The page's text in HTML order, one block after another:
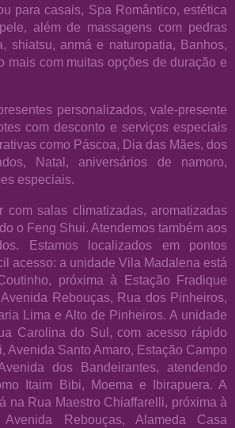
para casais, Spa Romântico, estética
além de massagens com pedras
shiatsu, anmá e naturopatia, Banhos,
mais com muitas opções de duração e
personalizados, vale-presente
com desconto e serviços especiais
como Páscoa, Dia das Mães, dos
Natal, aniversários de namoro,
especiais.
com salas climatizadas, aromatizadas
o Feng Shui. Atendemos também aos
Estamos localizados em pontos
acesso: a unidade Vila Madalena está
próxima à Estação Fradique
Rebouças, Rua dos Pinheiros,
Lima e Alto de Pinheiros. A unidade
Carolina do Sul, com acesso rápido
Avenida Santo Amaro, Estação Campo
dos Bandeirantes, atendendo
Itaim Bibi, Moema e Ibirapuera. A
na Rua Maestro Chiaffarelli, próxima à
Rebouças, Alameda Casa